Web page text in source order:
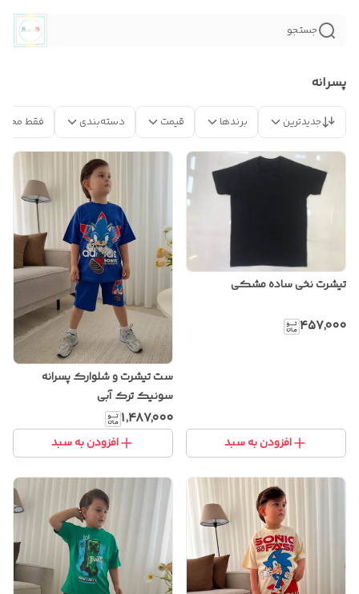
جستجو
پسرانه
جدیدترین برندها قیمت دسته‌بندی فقط
تیشرت نخی ساده مشکی
۴۵۷٬۰۰۰
افزودن به سبد
ست تیشرت و شلوارک پسرانه
سونیک ترک آبی
۱٬۴۸۷٬۰۰۰
افزودن به سبد